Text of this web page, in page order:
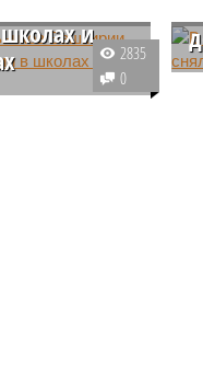
и
и
2835
0
В